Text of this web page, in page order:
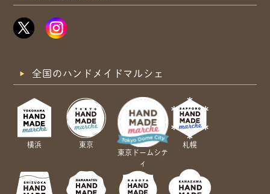
全国のハンドメイドマルシェ
横浜
東京
東京ドームシテ
ィ
札幌